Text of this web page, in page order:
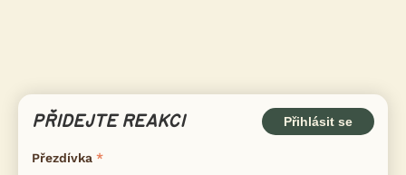
PŘIDEJTE REAKCI Přihlásit se
Přezdívka